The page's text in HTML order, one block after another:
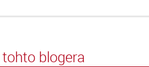
blogera